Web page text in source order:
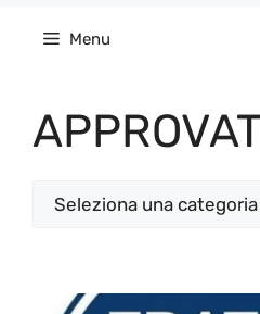
Menu
Categorie